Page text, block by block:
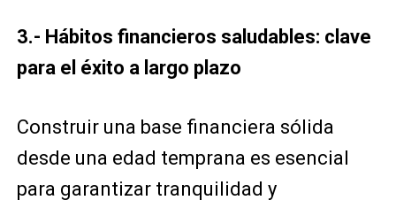
3.- Hábitos financieros saludables: clave
para el éxito a largo plazo
Construir una base financiera sólida
desde una edad temprana es esencial
para garantizar tranquilidad y